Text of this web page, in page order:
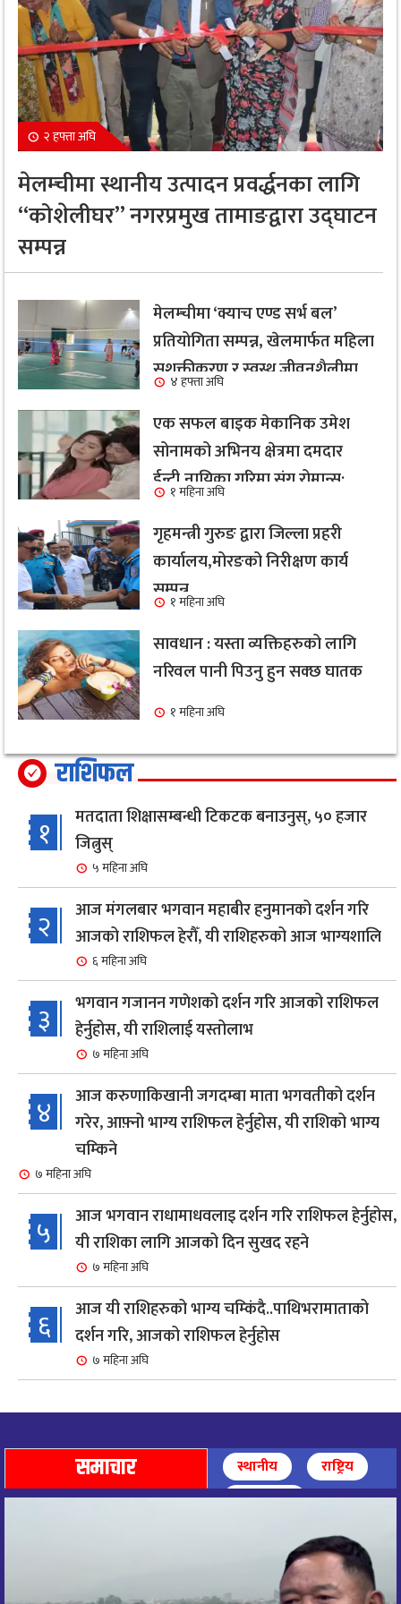
२ हफ्ता अघि
मेलम्चीमा स्थानीय उत्पादन प्रवर्द्धनका लागि
“कोशेलीघर” नगरप्रमुख तामाङद्वारा उद्घाटन
सम्पन्न
मेलम्चीमा ‘क्याच एण्ड सर्भ बल’
प्रतियोगिता सम्पन्न, खेलमार्फत महिला
सशक्तीकरण र स्वस्थ जीवनशैलीमा
जोड
४ हफ्ता अघि
एक सफल बाइक मेकानिक उमेश
सोनामको अभिनय क्षेत्रमा दमदार
ईन्ट्री,नायिका गरिमा संग रोमान्स:
हेर्नुहोस भिडियो ।
१ महिना अघि
गृहमन्त्री गुरुङ द्वारा जिल्ला प्रहरी
कार्यालय,मोरङको निरीक्षण कार्य
सम्पन्न१ महिना अघि
सावधान : यस्ता व्यक्तिहरुको लागि
नरिवल पानी पिउनु हुन सक्छ घातक
१ महिना अघि
राशिफल
१
मतदाता शिक्षासम्बन्धी टिकटक बनाउनुस्, ५० हजार
जित्नुस्
५ महिना अघि
२
आज मंगलबार भगवान महाबीर हनुमानको दर्शन गरि
आजको राशिफल हेरौँ, यी राशिहरुको आज भाग्यशालि
६ महिना अघि
३
भगवान गजानन गणेशको दर्शन गरि आजको राशिफल
हेर्नुहोस, यी राशिलाई यस्तोलाभ
७ महिना अघि
४
आज करुणाकिखानी जगदम्बा माता भगवतीको दर्शन
गरेर, आफ़्नो भाग्य राशिफल हेर्नुहोस, यी राशिको भाग्य
चम्किने
७ महिना अघि
५
आज भगवान राधामाधवलाइ दर्शन गरि राशिफल हेर्नुहोस,
यी राशिका लागि आजको दिन सुखद रहने
७ महिना अघि
६
आज यी राशिहरुको भाग्य चम्किंदै..पाथिभरामाताको
दर्शन गरि, आजको राशिफल हेर्नुहोस
७ महिना अघि
७
८ महिना अघि
८
आज पाथिभारा माताको दर्शन गरि, दिनको सुरुवात गर्दै,
आज माताभगवती जगज्जननी पाथिभरादेवीको दर्शन गरि
समाचार स्थानीय
राष्ट्रिय
अन्तर्राष्ट्रिय